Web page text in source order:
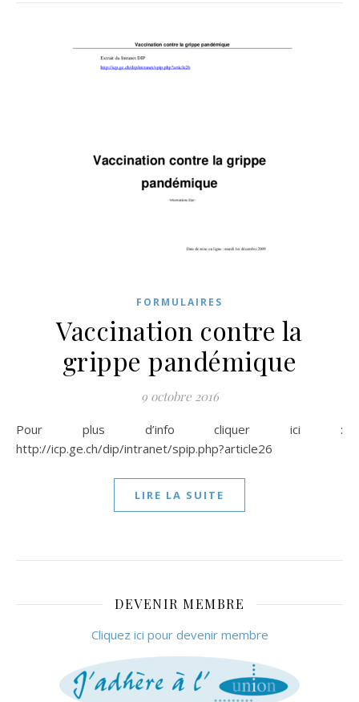
FORMULAIRES
Vaccination contre la
grippe pandémique
9 octobre 2016
Pour plus d’info cliquer ici :
http://icp.ge.ch/dip/intranet/spip.php?article26
LIRE LA SUITE
DEVENIR MEMBRE
Cliquez ici pour devenir membre